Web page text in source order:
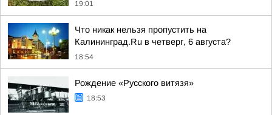
19:01
Что никак нельзя пропустить на
Калининград.Ru в четверг, 6 августа?
18:54
Рождение «Русского витязя»
18:53